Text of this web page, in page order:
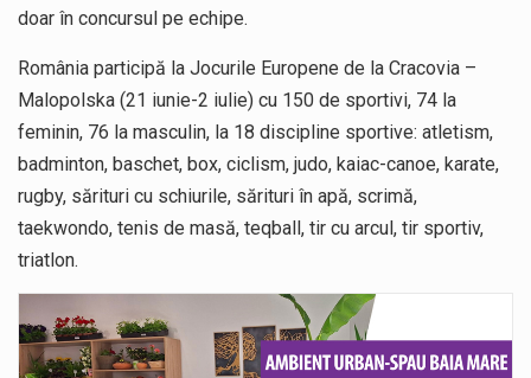
doar în concursul pe echipe.
România participă la Jocurile Europene de la Cracovia –
Malopolska (21 iunie-2 iulie) cu 150 de sportivi, 74 la
feminin, 76 la masculin, la 18 discipline sportive: atletism,
badminton, baschet, box, ciclism, judo, kaiac-canoe, karate,
rugby, sărituri cu schiurile, sărituri în apă, scrimă,
taekwondo, tenis de masă, teqball, tir cu arcul, tir sportiv,
triatlon.